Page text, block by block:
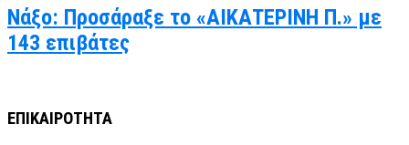
Νάξο: Προσάραξε το «ΑΙΚΑΤΕΡΙΝΗ Π.» με
143 επιβάτες
ΕΠΙΚΑΙΡΟΤΗΤΑ